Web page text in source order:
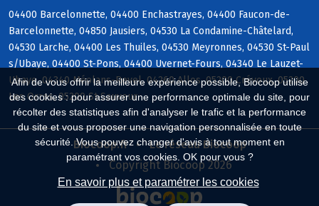
Afin de vous offrir la meilleure expérience possible, Biocoop utilise
des cookies : pour assurer une performance optimale du site, pour
récolter des statistiques afin d'analyser le trafic et la performance
du site et vous proposer une navigation personnalisée en toute
sécurité. Vous pouvez changer d'avis à tout moment en
paramétrant vos cookies. OK pour vous ?
En savoir plus et paramétrer les cookies
04400 Barcelonnette, 04400 Enchastrayes, 04400 Faucon-de-
Barcelonnette, 04850 Jausiers, 04530 La Condamine-Châtelard,
04530 Larche, 04400 Les Thuiles, 04530 Meyronnes, 04530 St-Paul
s/Ubaye, 04400 St-Pons, 04400 Uvernet-Fours, 04340 Le Lauzet-
Ubaye, 04340 Méolans-Revel, 04260 Allos, 05200 Crévoux, 05200
Les Orres, 05200 St-Sauveur
Biocoop.fr
Le réseau Biocoop
Copyright Biocoop 2026